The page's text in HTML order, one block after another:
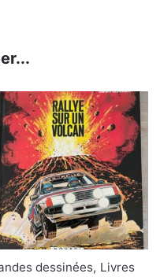
dessinées, Livres